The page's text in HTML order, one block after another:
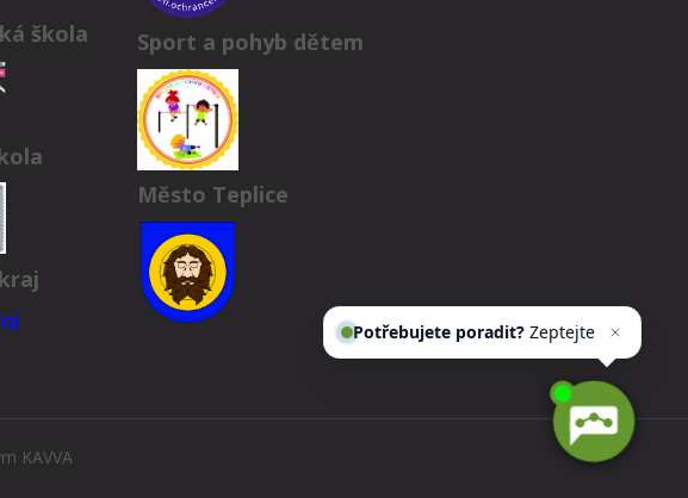
škola Sport a pohyb dětem
Město Teplice
KAVVA
Potřebujete poradit?Zeptejte
se našeho asisten